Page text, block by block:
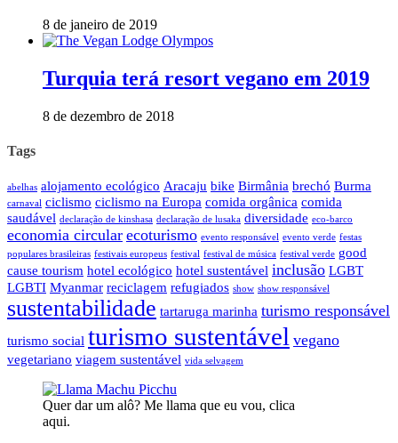
8 de janeiro de 2019
Turquia terá resort vegano em 2019
8 de dezembro de 2018
Tags
abelhas alojamento ecológico Aracaju bike Birmânia brechó Burma
carnaval ciclismo ciclismo na Europa comida orgânica comida
saudável declaração de kinshasa declaração de lusaka diversidade eco-barco
economia circular ecoturismo evento responsável evento verde festas
populares brasileiras festivais europeus festival festival de música festival verde good
cause tourism hotel ecológico hotel sustentável inclusão LGBT
LGBTI Myanmar reciclagem refugiados show show responsável
sustentabilidade tartaruga marinha turismo responsável
turismo social turismo sustentável vegano
vegetariano viagem sustentável vida selvagem
Quer dar um alô? Me llama que eu vou, clica
aqui.